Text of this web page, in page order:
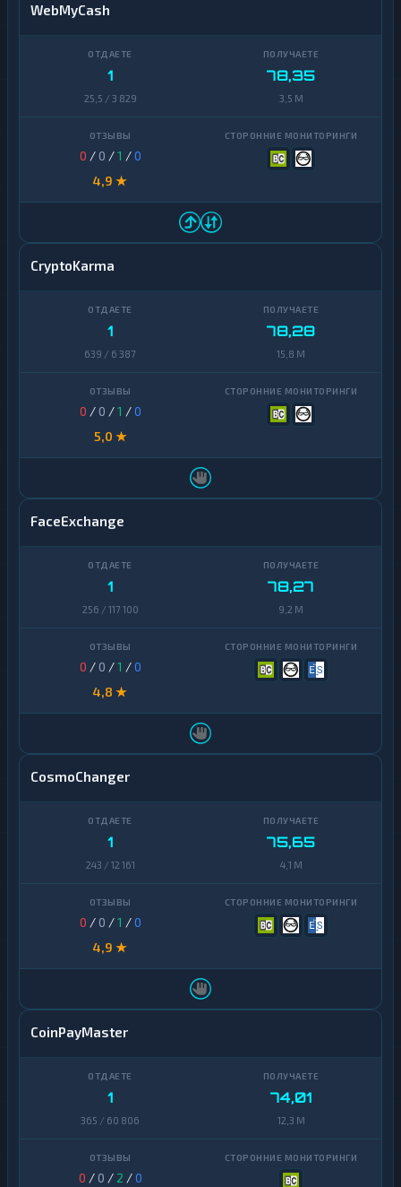
WebMyCash
1
25,5 / 3 829
78,35
3,5 M
0 / 0 /1 /0
4,9 ★
CryptoKarma
1
639 / 6 387
78,28
15,8 M
0 / 0 /1 /0
5,0 ★
FaceExchange
1
256 / 117 100
78,27
9,2 M
0 / 0 /1 /0
4,8 ★
CosmoChanger
1
243 / 12 161
75,65
4,1 M
0 / 0 /1 /0
4,9 ★
CoinPayMaster
1
365 / 60 806
74,01
12,3 M
0 / 0 / 2 /0